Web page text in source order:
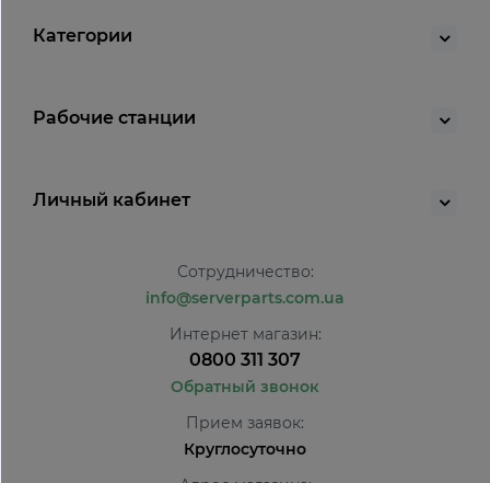
Категории
Рабочие станции
Личный кабинет
Сотрудничество:
info@serverparts.com.ua
Интернет магазин:
0800 311 307
Обратный звонок
Прием заявок:
Круглосуточно